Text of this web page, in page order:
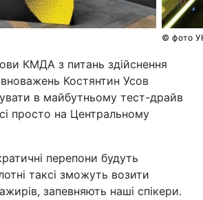
© фото
КМДА з питань здійснення
Костянтин Усов
в майбутньому тест-драйв
просто на Центральному
перепони будуть
таксі зможуть возити
запевняють наші спікери.